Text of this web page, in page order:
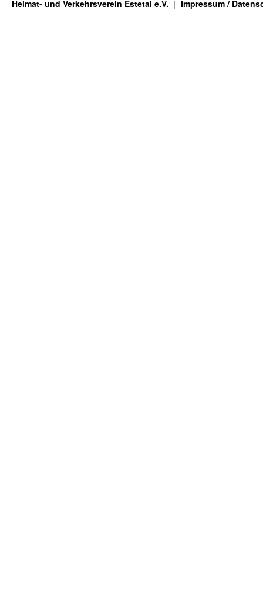
Heimat- und Verkehrsverein Estetal e.V. Impressum /